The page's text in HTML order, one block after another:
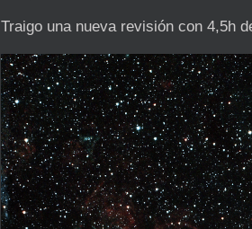
Traigo una nueva revisión con 4,5h